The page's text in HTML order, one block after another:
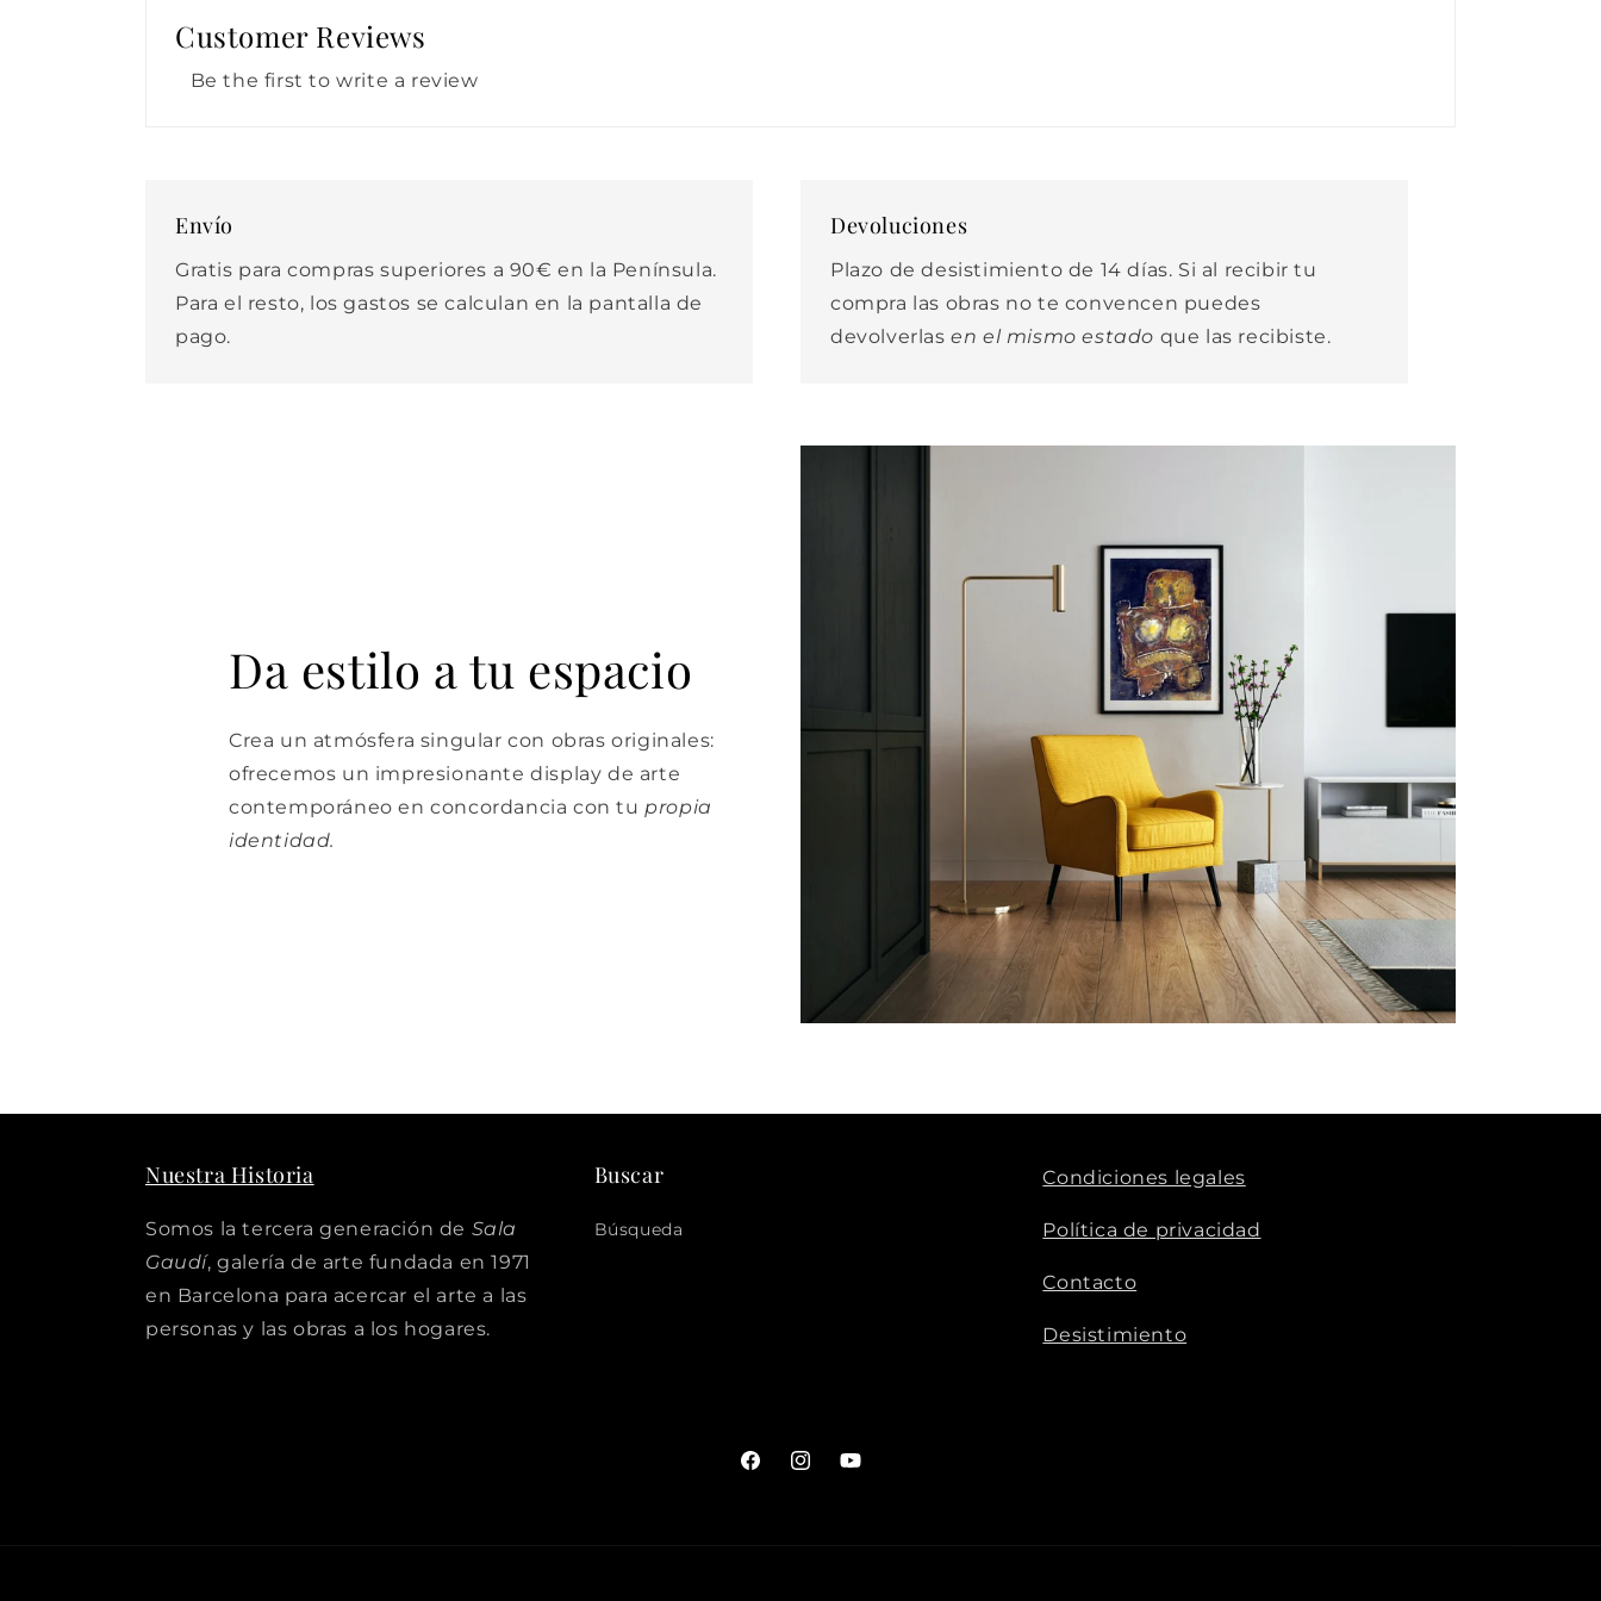
Customer Reviews
Be the first to write a review
Envío
Gratis para compras superiores a 90€ en la Península.
Para el resto, los gastos se calculan en la pantalla de
pago.
Devoluciones
Plazo de desistimiento de 14 días. Si al recibir tu
compra las obras no te convencen puedes
devolverlasen el mismo estado que las recibiste.
Da estilo a tu espacio
Crea un atmósfera singular con obras originales:
ofrecemos un impresionante display de arte
contemporáneo en concordancia con tu propia
identidad.
Nuestra Historia
Somos la tercera generación de Sala
Gaudí, galería de arte fundada en 1971
en Barcelona para acercar el arte a las
personas y las obras a los hogares.
Buscar
Búsqueda
Condiciones legales
Política de privacidad
Contacto
Desistimiento
FacebookInstagramYouTube